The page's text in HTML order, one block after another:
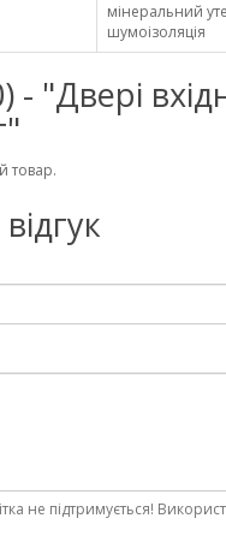
мінеральний
шумоізоляція
- "Двері
товар.
не підтримується!